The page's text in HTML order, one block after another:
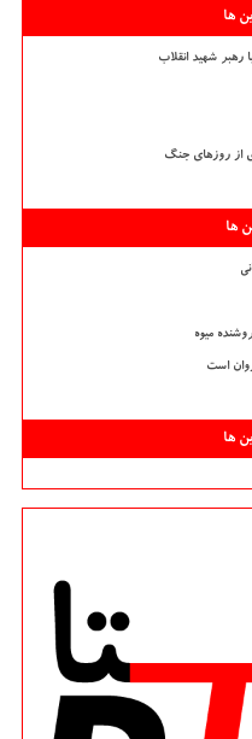
ها
رهبر شهید انقلاب
از روزهای جنگ
ها
است
ها